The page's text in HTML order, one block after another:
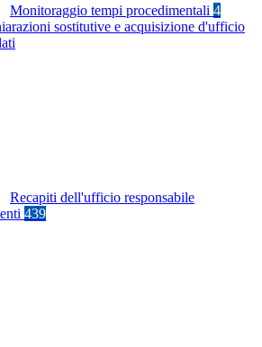
Monitoraggio tempi procedimentali 4
sostitutive e acquisizione d'ufficio
Recapiti dell'ufficio responsabile
439